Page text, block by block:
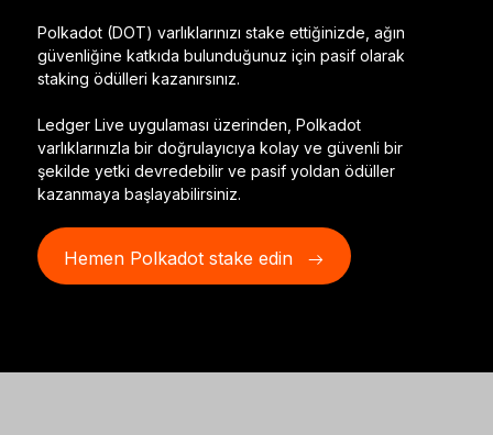
Tüm ürünlere göz atın
Paketler
Aksesuarlar
Kurtarma Çözümleri
Sınırlı sayıda
Polkadot (DOT) varlıklarınızı stake ettiğinizde, ağın
güvenliğine katkıda bulunduğunuz için pasif olarak
staking ödülleri kazanırsınız.
Ledger Live uygulaması üzerinden, Polkadot
varlıklarınızla bir doğrulayıcıya kolay ve güvenli bir
şekilde yetki devredebilir ve pasif yoldan ödüller
kazanmaya başlayabilirsiniz.
Hemen Polkadot stake edin